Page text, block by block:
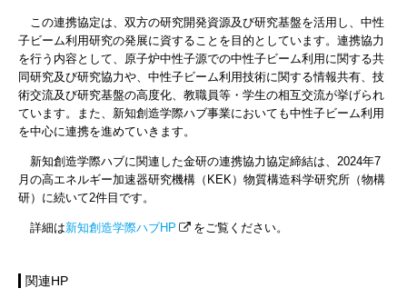
この連携協定は、双方の研究開発資源及び研究基盤を活用し、中性
子ビーム利用研究の発展に資することを目的としています。連携協力
を行う内容として、原子炉中性子源での中性子ビーム利用に関する共
同研究及び研究協力や、中性子ビーム利用技術に関する情報共有、技
術交流及び研究基盤の高度化、教職員等・学生の相互交流が挙げられ
ています。また、新知創造学際ハブ事業においても中性子ビーム利用
を中心に連携を進めていきます。
新知創造学際ハブに関連した金研の連携協力協定締結は、2024年7
月の高エネルギー加速器研究機構（KEK）物質構造科学研究所（物構
研）に続いて2件目です。
詳細は新知創造学際ハブHP をご覧ください。
関連HP